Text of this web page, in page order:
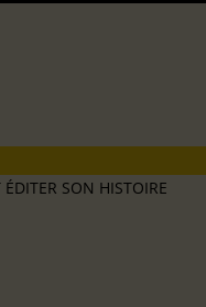
ÉDITER SON HISTOIRE